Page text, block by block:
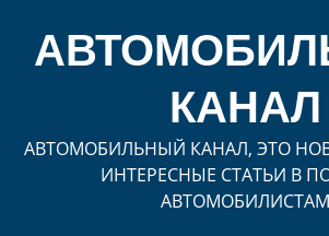
содержимому
КАНАЛ
АВТОМОБИЛЬНЫЙ КАНАЛ, ЭТО
ИНТЕРЕСНЫЕ СТАТЬИ В
АВТОМОБИЛИСТАМ